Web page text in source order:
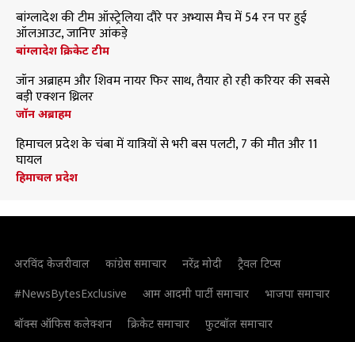
बांग्लादेश की टीम ऑस्ट्रेलिया दौरे पर अभ्यास मैच में 54 रन पर हुई
ऑलआउट, जानिए आंकड़े
बांग्लादेश क्रिकेट टीम
जॉन अब्राहम और शिवम नायर फिर साथ, तैयार हो रही करियर की सबसे
बड़ी एक्शन थ्रिलर
जॉन अब्राहम
हिमाचल प्रदेश के चंबा में यात्रियों से भरी बस पलटी, 7 की मौत और 11
घायल
हिमाचल प्रदेश
अरविंद केजरीवाल कांग्रेस समाचार नरेंद्र मोदी
ट्रैवल टिप्स
#NewsBytesExclusive
आम आदमी पार्टी समाचार
भाजपा समाचार
बॉक्स ऑफिस कलेक्शन
क्रिकेट समाचार फुटबॉल समाचार